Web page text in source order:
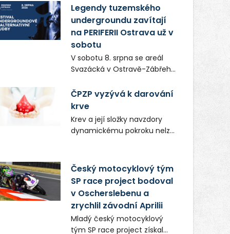
vůní, chutí a poctivých
lokálních výrobků. Trhy, co se
hledají tentokrát nabídnou
více než čtyřicet pečlivě
vybraných stánků s kvalitní
gastronomií, farmářskými
produkty, designem i
Návštěvníci se mohou těšit
nejen na oblíbené stálice, ale
také na řadu novinek, které v
Ostravě běžně nepotkají.
Legendy tuzemského
undergroundu zavítají
na PERIFERII Ostrava už v
sobotu
V sobotu 8. srpna se areál
Svazácká v Ostravě-Zábřehu
undergroundové a
alternativní hudby. Uskuteční
se zde totiž první ročník
festivalu PERIFERIE Ostrava.
Brány areálu se otevřou
autorská čtení a rozhovory.
Vstupenky v ceně 450 Kč
jsou v prodeji.
ČPZP vyzývá k darování
krve
Krev a její složky navzdory
dynamickému pokroku nelze
darovat tuto
nenahraditelnou tělní
tekutinu neobejde. Naléhavá
potřeba doplnit krevní zásoby
nastává vždy v létě, kdy
stoupá počet úrazů. Česká
Český motocyklový tým
SP race project bodoval
v Oscherslebenu a
zrychlil závodní Aprilii
Mladý český motocyklový
tým SP race project získal